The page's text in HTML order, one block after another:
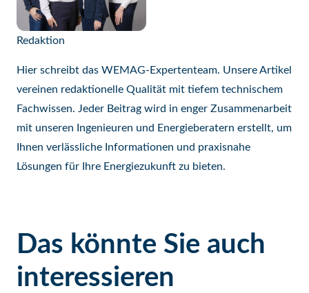
Redaktion
Hier schreibt das WEMAG-Expertenteam. Unsere Artikel
vereinen redaktionelle Qualität mit tiefem technischem
Fachwissen. Jeder Beitrag wird in enger Zusammenarbeit
mit unseren Ingenieuren und Energieberatern erstellt, um
Ihnen verlässliche Informationen und praxisnahe
Lösungen für Ihre Energiezukunft zu bieten.
Das könnte Sie auch
interessieren